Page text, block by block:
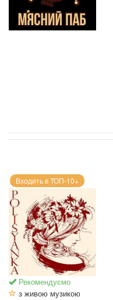
Входить в ТОП-10+
Рекомендуємо
з живою музикою